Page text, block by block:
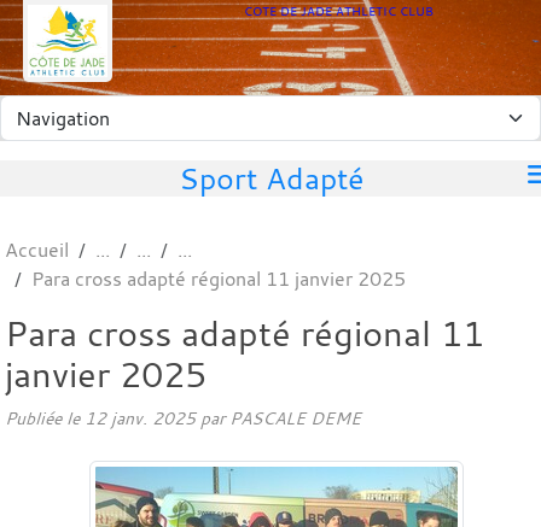
COTE DE JADE ATHLETIC CLUB
Sport Adapté
Accueil
Para cross adapté régional 11 janvier 2025
Para cross adapté régional 11
janvier 2025
Publiée le 12 janv. 2025par PASCALE DEME
Panneau de gestion des cookies